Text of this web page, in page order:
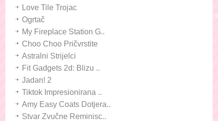
Love Tile Trojac
Ogrtač
My Fireplace Station G..
Choo Choo Pričvrstite
Astralni Strijelci
Fit Gadgets 2d: Blizu ..
Jadan! 2
Tiktok Impresionirana ..
Amy Easy Coats Dotjera..
Stvar Zvučne Reminisc..